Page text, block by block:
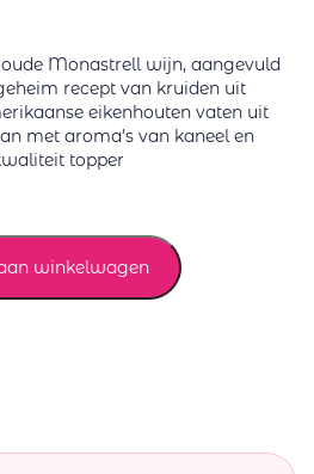
Monastrell wijn, aangevuld
recept van kruiden uit
eikenhouten vaten uit
met aroma’s van kaneel en
topper
winkelwagen